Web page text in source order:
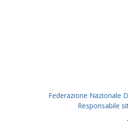
Federazione Nazionale
Responsabile